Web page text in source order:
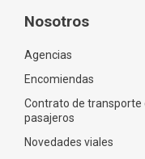
Nosotros
Agencias
Encomiendas
Contrato de transporte
pasajeros
Novedades viales